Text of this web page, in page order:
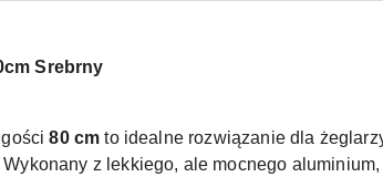
Srebrny
80 cm to idealne rozwiązanie dla
z lekkiego, ale mocnego